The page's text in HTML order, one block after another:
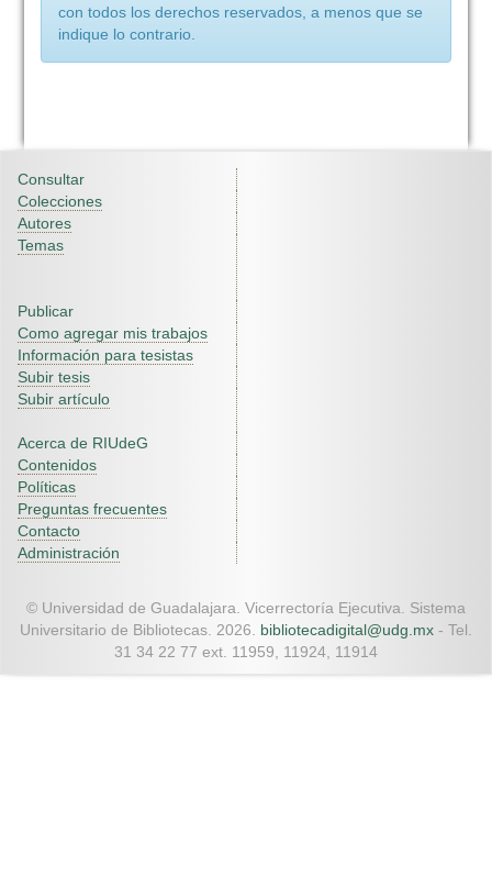
con todos los derechos reservados, a menos que se
indique lo contrario.
Consultar
Colecciones
Autores
Temas
Publicar
Como agregar mis trabajos
Información para tesistas
Subir tesis
Subir artículo
Acerca de RIUdeG
Contenidos
Políticas
Preguntas frecuentes
Contacto
Administración
© Universidad de Guadalajara. Vicerrectoría Ejecutiva. Sistema
Universitario de Bibliotecas. 2026. bibliotecadigital@udg.mx - Tel.
31 34 22 77 ext. 11959, 11924, 11914